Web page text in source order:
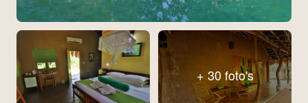
+ 30 foto's